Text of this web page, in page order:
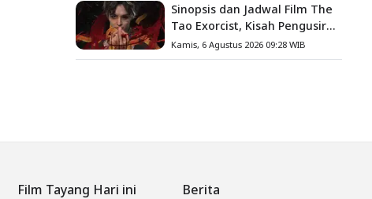
Sinopsis dan Jadwal Film The
Tao Exorcist, Kisah Pengusir
Setan Melawan Kutukan
Mematikan
Kamis, 6 Agustus 2026 09:28 WIB
Film Tayang Hari ini Berita